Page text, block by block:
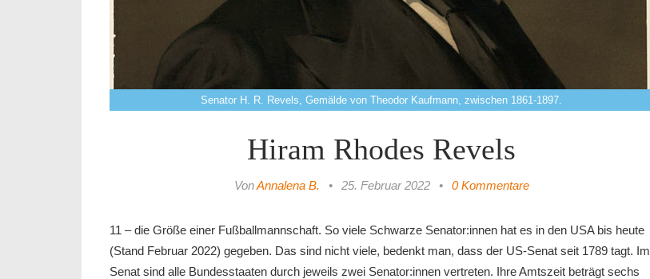
Senator H. R. Revels, Gemälde von Theodor Kaufmann, zwischen 1861-1897.
Hiram Rhodes Revels
VonAnnalena B. • 25. Februar 2022 • 0 Kommentare
11 – die Größe einer Fußballmannschaft. So viele Schwarze Senator:innen hat es in den USA bis heute
(Stand Februar 2022) gegeben. Das sind nicht viele, bedenkt man, dass der US-Senat seit 1789 tagt. Im
Senat sind alle Bundesstaaten durch jeweils zwei Senator:innen vertreten. Ihre Amtszeit beträgt sechs